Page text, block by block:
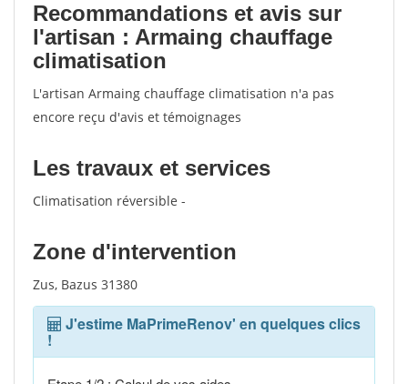
Recommandations et avis sur
l'artisan : Armaing chauffage
climatisation
L'artisan Armaing chauffage climatisation n'a pas
encore reçu d'avis et témoignages
Les travaux et services
Climatisation réversible -
Zone d'intervention
Zus, Bazus 31380